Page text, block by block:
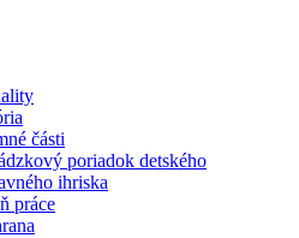
části
poriadok detského
ihriska
práce